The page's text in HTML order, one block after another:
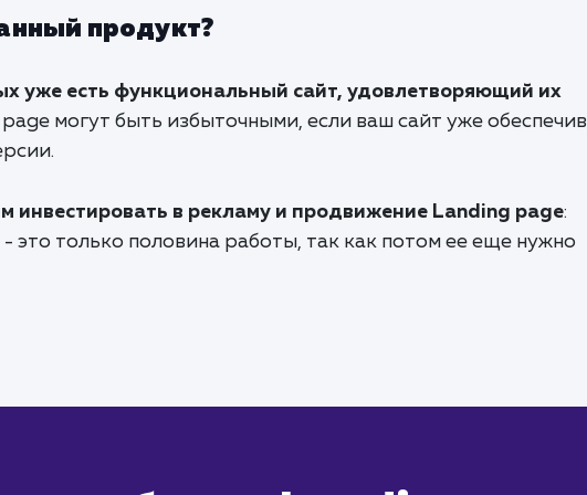
продукт?
уже есть функциональный сайт, удовлетворяющий их
могут быть избыточными, если ваш сайт уже
инвестировать в рекламу и продвижение Landing page:
это только половина работы, так как потом ее еще нужно